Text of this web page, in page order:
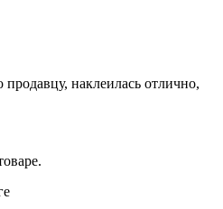
наклеилась отлично,